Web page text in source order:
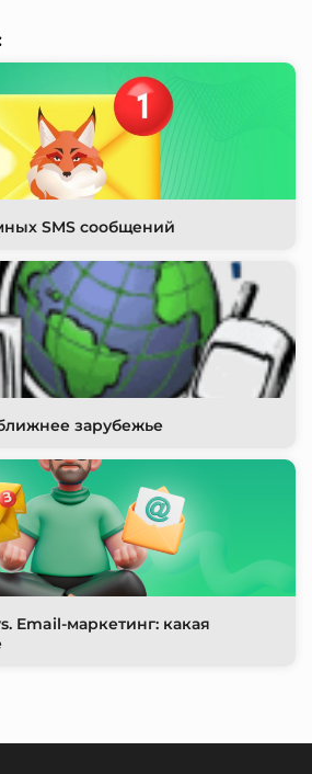
SMS сообщений
зарубежье
Email-маркетинг: какая